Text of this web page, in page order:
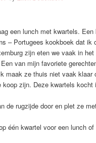
een lunch met kwartels. Een
– Portugees kookboek dat ik
zijn eten we vaak in het
van mijn favoriete
maak ze thuis niet vaak klaar
koop zijn. Deze kwartels kocht
de rugzijde door en plet ze
één kwartel voor een lunch